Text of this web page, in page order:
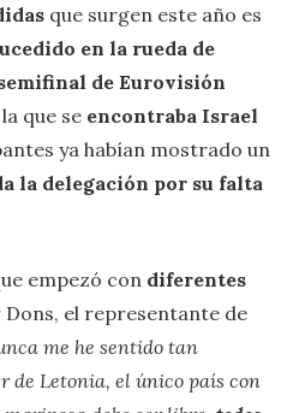
que surgen este año es
en la rueda de
de Eurovisión
que se encontraba Israel
ya habían mostrado un
la delegación por su falta
empezó con diferentes
el representante de
me he sentido tan
de Letonia, el único país con